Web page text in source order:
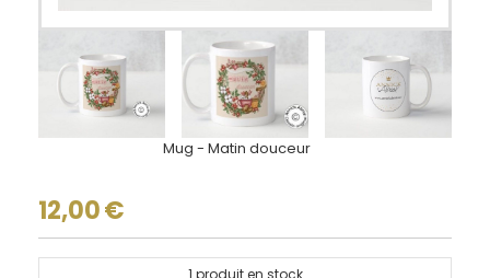
Mug - Matin douceur
12,00€